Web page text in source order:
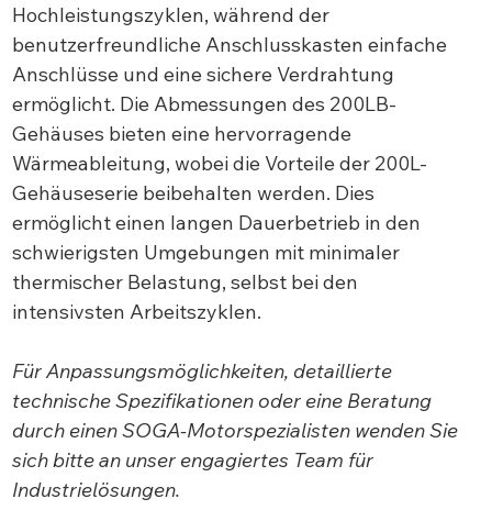
Hochleistungszyklen, während der
benutzerfreundliche Anschlusskasten einfache
Anschlüsse und eine sichere Verdrahtung
ermöglicht. Die Abmessungen des 200LB-
Gehäuses bieten eine hervorragende
Wärmeableitung, wobei die Vorteile der 200L-
Gehäuseserie beibehalten werden. Dies
ermöglicht einen langen Dauerbetrieb in den
schwierigsten Umgebungen mit minimaler
thermischer Belastung, selbst bei den
intensivsten Arbeitszyklen.
Für Anpassungsmöglichkeiten, detaillierte
technische Spezifikationen oder eine Beratung
durch einen SOGA-Motorspezialisten wenden Sie
sich bitte an unser engagiertes Team für
Industrielösungen.